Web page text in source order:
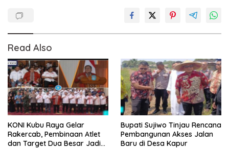
Read Also
KONI Kubu Raya Gelar
Rakercab, Pembinaan Atlet
dan Target Dua Besar Jadi
Bupati Sujiwo Tinjau Rencana
Pembangunan Akses Jalan
Baru di Desa Kapur